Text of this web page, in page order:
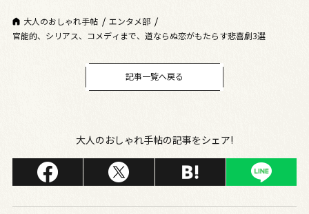
大人のおしゃれ手帖
エンタメ部
官能的、シリアス、コメディまで、道ならぬ恋がもたらす悲喜劇3選
記事一覧へ戻る
大人のおしゃれ手帖の記事をシェア!